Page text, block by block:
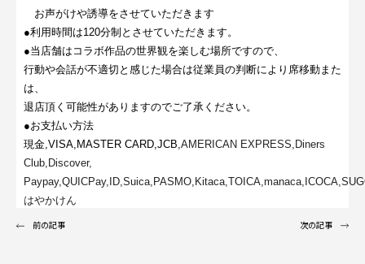
お声がけや誘導をさせていただきます
●利用時間は120分制とさせていただきます。
●当店舗はコラボ作品の世界観を楽しむ場所ですので、
行動や会話が不適切と感じた場合は従業員の判断により席移動また
は、
退店頂く可能性がありますのでご了承ください。
●お支払い方法
現金,VISA,MASTER CARD,JCB, AMERICAN EXPRESS,Diners
Club,Discover,
はやかけん
前の記事
次の記事